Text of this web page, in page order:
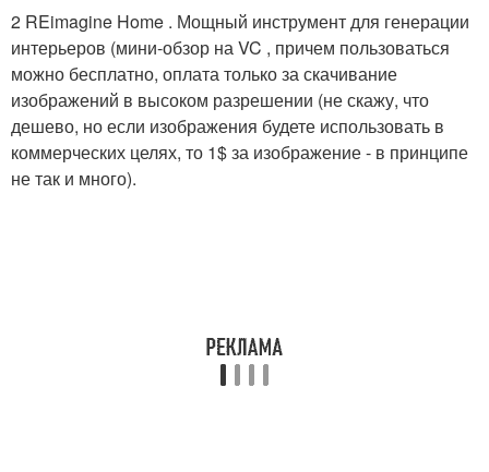
2 REimagine Home . Мощный инструмент для генерации
интерьеров (мини-обзор на VC , причем пользоваться
можно бесплатно, оплата только за скачивание
изображений в высоком разрешении (не скажу, что
дешево, но если изображения будете использовать в
коммерческих целях, то 1$ за изображение - в принципе
не так и много).